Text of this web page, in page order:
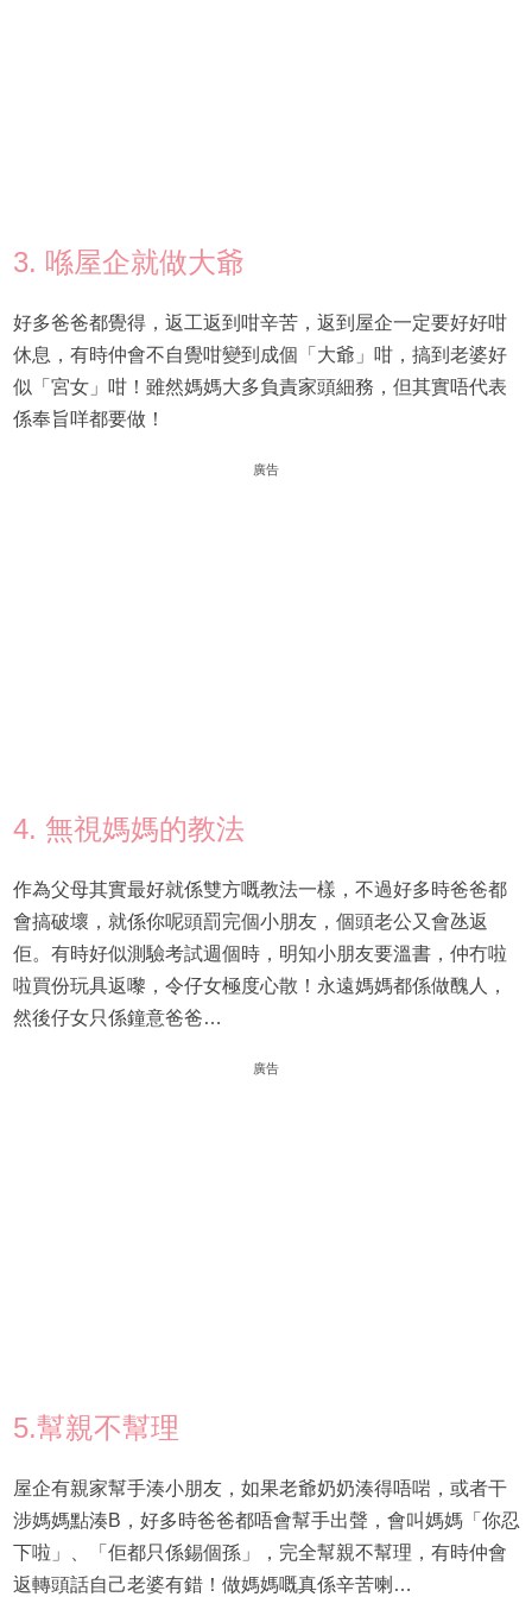
3. 喺屋企就做大爺
好多爸爸都覺得，返工返到咁辛苦，返到屋企一定要好好咁
休息，有時仲會不自覺咁變到成個「大爺」咁，搞到老婆好
似「宮女」咁！雖然媽媽大多負責家頭細務，但其實唔代表
係奉旨咩都要做！
廣告
4. 無視媽媽的教法
作為父母其實最好就係雙方嘅教法一樣，不過好多時爸爸都
會搞破壞，就係你呢頭罰完個小朋友，個頭老公又會氹返
佢。有時好似測驗考試週個時，明知小朋友要溫書，仲冇啦
啦買份玩具返嚟，令仔女極度心散！永遠媽媽都係做醜人，
然後仔女只係鐘意爸爸…
廣告
5.幫親不幫理
屋企有親家幫手湊小朋友，如果老爺奶奶湊得唔啱，或者干
涉媽媽點湊B，好多時爸爸都唔會幫手出聲，會叫媽媽「你忍
下啦」、「佢都只係錫個孫」，完全幫親不幫理，有時仲會
返轉頭話自己老婆有錯！做媽媽嘅真係辛苦喇…